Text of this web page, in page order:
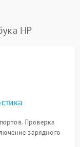
Подробнее →
HP
Проверка
зарядного
с помощью